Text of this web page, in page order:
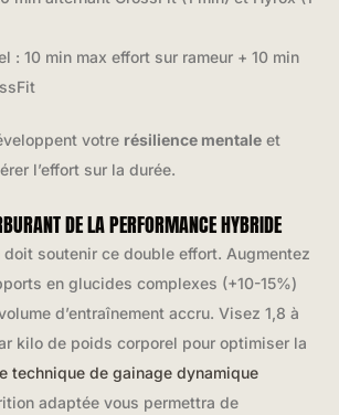
: 10 min max effort sur rameur + 10 min
votre résilience mentale et
l’effort sur la durée.
DE LA PERFORMANCE HYBRIDE
soutenir ce double effort. Augmentez
en glucides complexes (+10-15%)
d’entraînement accru. Visez 1,8 à
kilo de poids corporel pour optimiser la
technique de gainage dynamique
adaptée vous permettra de